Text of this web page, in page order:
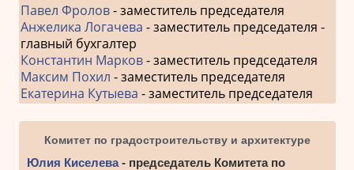
Павел Фролов- заместитель председателя
Анжелика Логачева - заместитель председателя -
главный бухгалтер
Константин Марков- заместитель председателя
Максим Похил - заместитель председателя
Екатерина Кутыева - заместитель председателя
Комитет по градостроительству и архитектуре
Юлия Киселева- председатель Комитета по